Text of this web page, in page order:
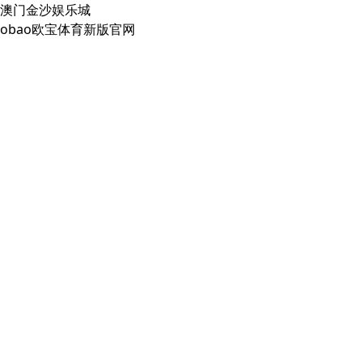
澳门金沙娱乐城
obao欧宝体育新版官网